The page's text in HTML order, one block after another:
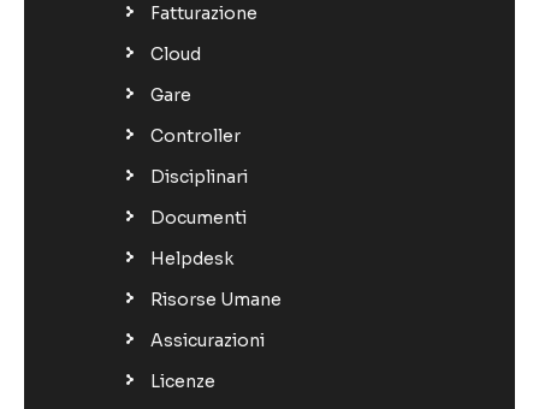
Fatturazione
Cloud
Gare
Controller
Disciplinari
Documenti
Helpdesk
Risorse Umane
Assicurazioni
Licenze